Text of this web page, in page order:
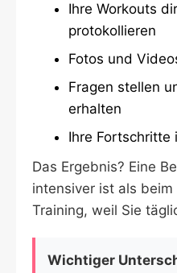
Ihre Workouts
protokollieren
Fotos und
Fragen stellen
erhalten
Ihre Fortschritte
Das Ergebnis? Eine
intensiver ist als
Training, weil Sie
Wichtiger